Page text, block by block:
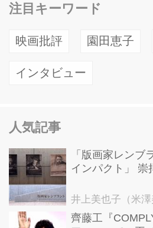
注目キーワード
映画批評 園田恵子
インタビュー
人気記事
「版画家レンブ
インパクト」 崇
洋美術館にて9
井上美也子（米澤
齊藤工『